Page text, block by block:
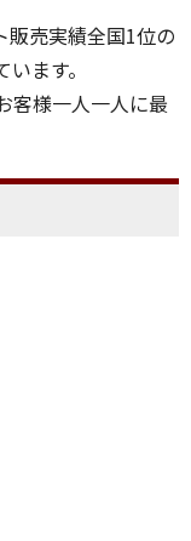
販売実績全国1位の
ます。
客様一人一人に最